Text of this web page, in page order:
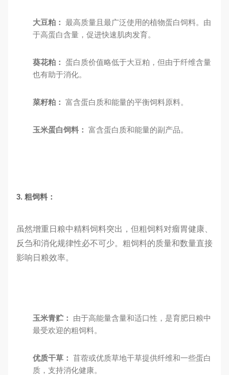
大豆粕： 最高质量且最广泛使用的植物蛋白饲料。由
于高蛋白含量，促进快速肌肉发育。
葵花粕： 蛋白质价值略低于大豆粕，但由于纤维含量
也有助于消化。
菜籽粕： 富含蛋白质和能量的平衡饲料原料。
玉米蛋白饲料： 富含蛋白质和能量的副产品。
3. 粗饲料：
虽然增重日粮中精料饲料突出，但粗饲料对瘤胃健康、
反刍和消化规律性必不可少。粗饲料的质量和数量直接
影响日粮效率。
玉米青贮：
由于高能量含量和适口性，是育肥日粮中
最受欢迎的粗饲料。
优质干草： 苜蓿或优质草地干草提供纤维和一些蛋白
质，支持消化健康。